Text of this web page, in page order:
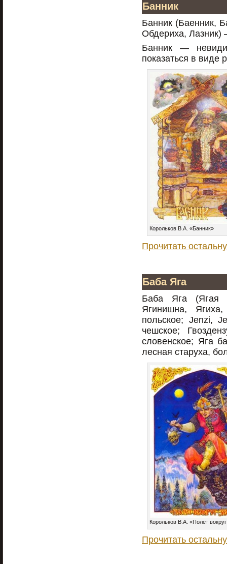
Банник
Банник (Баенник,
Обдериха, Лазник)
Банник —
показаться в виде
Корольков В.А. «Банник»
Прочитать
Баба Яга
Баба Яга (Ягая
Ягинишна,
польское; Jenzi,
чешское;
словенское; Яга
лесная старуха,
Корольков В.А. «Полёт
Прочитать